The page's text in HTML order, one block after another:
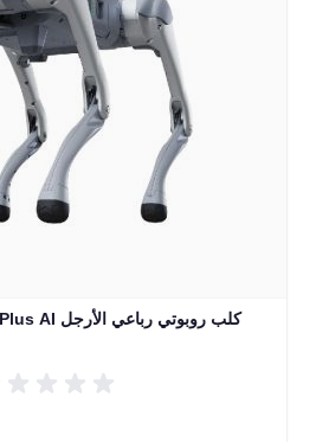
Unitree Go2 Edu Plus AI كلب روبوتي رباعي الأرجل